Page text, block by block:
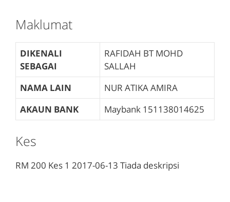
Maklumat
DIKENALI
SEBAGAI
RAFIDAH BT MOHD
SALLAH
NAMA LAIN
NUR ATIKA AMIRA
AKAUN BANK
Maybank 151138014625
Kes
RM 200 Kes 1 2017-06-13 Tiada deskripsi